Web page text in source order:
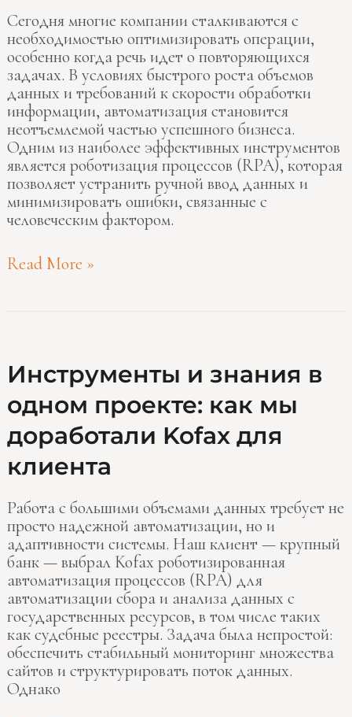
Сегодня многие компании сталкиваются с
необходимостью оптимизировать операции,
особенно когда речь идет о повторяющихся
задачах. В условиях быстрого роста объемов
данных и требований к скорости обработки
информации, автоматизация становится
неотъемлемой частью успешного бизнеса.
Одним из наиболее эффективных инструментов
является роботизация процессов (RPA), которая
позволяет устранить ручной ввод данных и
минимизировать ошибки, связанные с
человеческим фактором.
Read More »
Инструменты и знания в
одном проекте: как мы
доработали Kofax для
клиента
Работа с большими объемами данных требует не
просто надежной автоматизации, но и
адаптивности системы. Наш клиент — крупный
банк — выбрал Kofax роботизированная
автоматизация процессов (RPA) для
автоматизации сбора и анализа данных с
государственных ресурсов, в том числе таких
как судебные реестры. Задача была непростой:
обеспечить стабильный мониторинг множества
сайтов и структурировать поток данных.
Однако
Инструменты
и
знания
одном
проекте:
как
доработали
Kofax
для
клиента